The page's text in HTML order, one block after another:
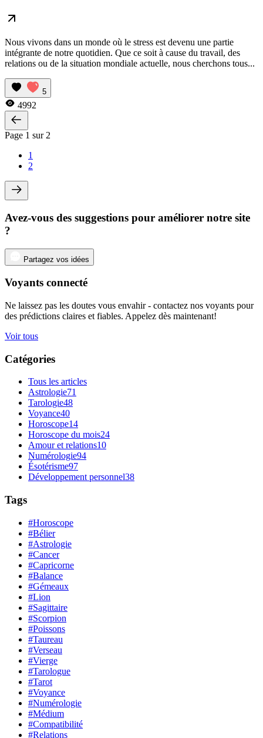
Nous vivons dans un monde où le stress est devenu une partie
intégrante de notre quotidien. Que ce soit à cause du travail, des
relations ou de la situation mondiale actuelle, nous cherchons tous...
5
4992
Page 1 sur 2
1
2
Avez-vous des suggestions pour améliorer notre site
?
Partagez vos idées
Voyants connecté
Ne laissez pas les doutes vous envahir - contactez nos voyants pour
des prédictions claires et fiables. Appelez dès maintenant!
Voir tous
Catégories
Tous les articles
Astrologie71
Tarologie48
Voyance40
Horoscope14
Horoscope du mois24
Amour et relations10
Numérologie94
Ésotérisme97
Développement personnel38
Tags
#Horoscope
#Bélier
#Astrologie
#Cancer
#Capricorne
#Balance
#Gémeaux
#Lion
#Sagittaire
#Scorpion
#Poissons
#Taureau
#Verseau
#Vierge
#Tarologue
#Tarot
#Voyance
#Numérologie
#Médium
#Compatibilité
#Relations